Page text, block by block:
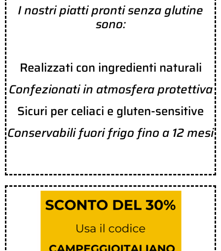
I nostri piatti pronti senza glutine
sono:
Realizzati con ingredienti naturali
Confezionati in atmosfera protettiva
Sicuri per celiaci e gluten-sensitive
Conservabili fuori frigo fino a 12 mesi